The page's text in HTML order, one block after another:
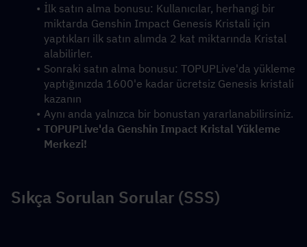
İlk satın alma bonusu: Kullanıcılar, herhangi bir
miktarda Genshin Impact Genesis Kristali için
yaptıkları ilk satın alımda 2 kat miktarında Kristal
alabilirler.
Sonraki satın alma bonusu: TOPUPLive'da yükleme
yaptığınızda 1600'e kadar ücretsiz Genesis kristali
kazanın
Aynı anda yalnızca bir bonustan yararlanabilirsiniz.
TOPUPLive'da Genshin Impact Kristal Yükleme
Merkezi!
Sıkça Sorulan Sorular (SSS)